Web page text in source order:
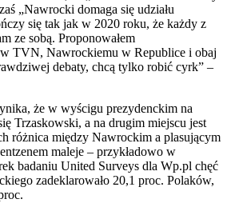
„Nawrocki domaga się udziału
się tak jak w 2020 roku, że każdy z
ze sobą. Proponowałem
TVN, Nawrockiemu w Republice i obaj
debaty, chcą tylko robić cyrk” –
że w wyścigu prezydenckim na
Trzaskowski, a na drugim miejscu jest
różnica między Nawrockim a plasującym
maleje – przykładowo w
badaniu United Surveys dla Wp.pl chęć
zadeklarowało 20,1 proc. Polaków,